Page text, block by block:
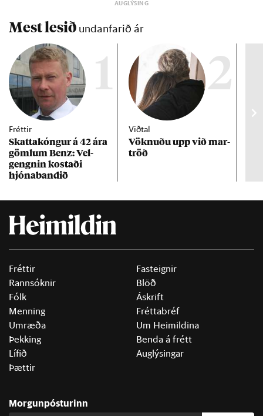
Mest lesið undanfarið ár
1
Fréttir
Skattakóng­ur á 42 ára
göml­um Benz: Vel­
gengn­in kostaði
hjóna­band­ið
2
Viðtal
Vökn­uðu upp við mar­
tröð
Fréttir
Rannsóknir
Fólk
Menning
Umræða
Þekking
Lífið
Þættir
Fasteignir
Blöð
Áskrift
Fréttabréf
Um Heimildina
Benda á frétt
Auglýsingar
Morgunpósturinn